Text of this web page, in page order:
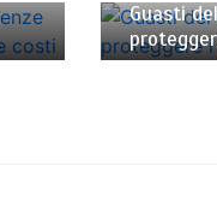
Guasti